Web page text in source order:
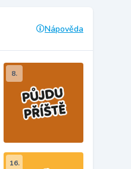
Nápověda
8.
16.